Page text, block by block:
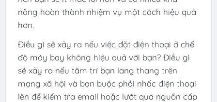
năng hoàn thành nhiệm vụ một cách hiệu quả
hơn.
Điều gì sẽ xảy ra nếu việc đặt điện thoại ở chế
độ máy bay không hiệu quả với bạn? Điều gì
sẽ xảy ra nếu tâm trí bạn lang thang trên
mạng xã hội và bạn buộc phải nhấc điện thoại
lên để kiểm tra email hoặc lướt qua nguồn cấp